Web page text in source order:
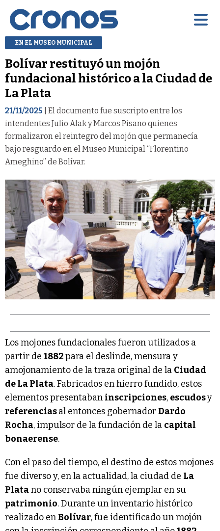
EN EL MUSEO MUNICIPAL
Bolívar restituyó un mojón
fundacional histórico a la Ciudad de
La Plata
21/11/2025 | El documento fue suscripto entre los
intendentes Julio Alak y Marcos Pisano quienes
formalizaron el reintegro del mojón que permanecía
bajo resguardo en el Museo Municipal “Florentino
Ameghino” de Bolívar.
Los mojones fundacionales fueron utilizados a
partir de1882para el deslinde, mensura y
amojonamiento de la traza original de la Ciudad
de La Plata. Fabricados en hierro fundido, estos
elementos presentaban inscripciones, escudosy
referenciasal entonces gobernadorDardo
Rocha, impulsor de la fundación de la capital
bonaerense.
Con el paso del tiempo, el destino de estos mojones
fue diverso y, en la actualidad, la ciudad de La
Platano conservaba ningún ejemplar en su
patrimonio. Durante un inventario histórico
realizado enBolívar, fue identificado un mojón